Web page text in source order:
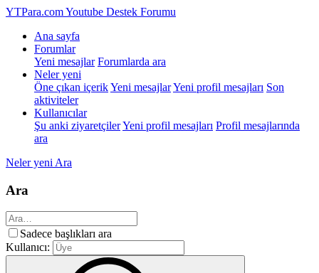
YTPara.comYoutube Destek Forumu
Ana sayfa
Forumlar
Yeni mesajlar Forumlarda ara
Neler yeni
Öne çıkan içerikYeni mesajlarYeni profil mesajları Son
aktiviteler
Kullanıcılar
Şu anki ziyaretçilerYeni profil mesajları Profil mesajlarında
ara
Neler yeni Ara
Ara
Sadece başlıkları ara
Kullanıcı: